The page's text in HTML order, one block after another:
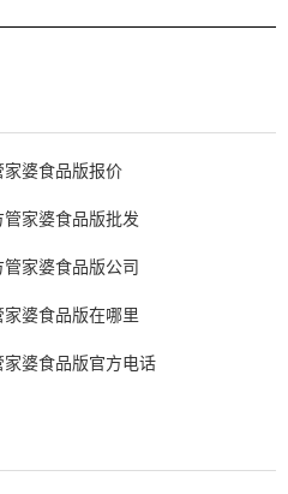
婆食品版报价
管家婆食品版批发
管家婆食品版公司
婆食品版在哪里
婆食品版官方电话